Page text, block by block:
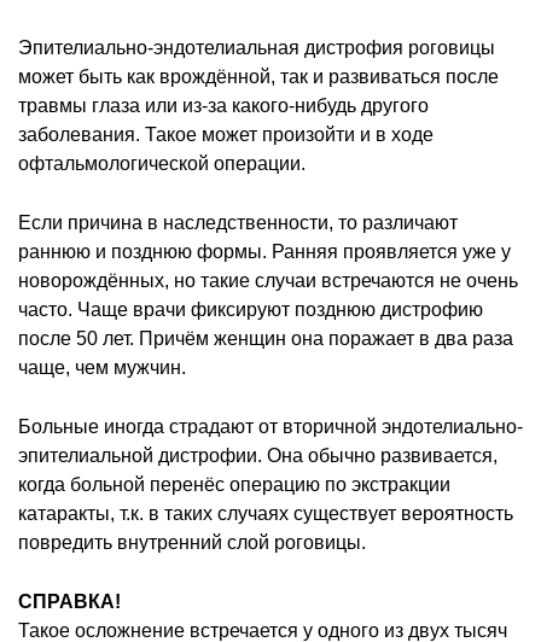
Эпителиально-эндотелиальная дистрофия роговицы
может быть как врождённой, так и развиваться после
травмы глаза или из-за какого-нибудь другого
заболевания. Такое может произойти и в ходе
офтальмологической операции.
Если причина в наследственности, то различают
раннюю и позднюю формы. Ранняя проявляется уже у
новорождённых, но такие случаи встречаются не очень
часто. Чаще врачи фиксируют позднюю дистрофию
после 50 лет. Причём женщин она поражает в два раза
чаще, чем мужчин.
Больные иногда страдают от вторичной эндотелиально-
эпителиальной дистрофии. Она обычно развивается,
когда больной перенёс операцию по экстракции
катаракты, т.к. в таких случаях существует вероятность
повредить внутренний слой роговицы.
СПРАВКА!
Такое осложнение встречается у одного из двух тысяч